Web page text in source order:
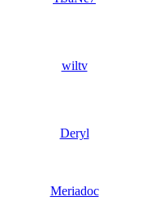
wiltv
Deryl
Meriadoc